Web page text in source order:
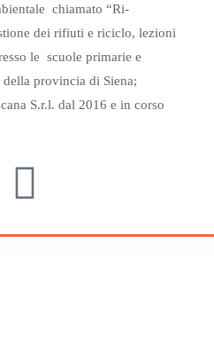
chiamato “Ri-
dei rifiuti e riciclo, lezioni
le scuole primarie e
provincia di Siena;
S.r.l. dal 2016 e in corso